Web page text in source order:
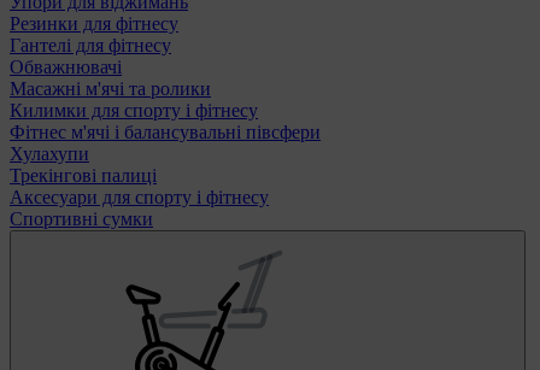
Резинки для фітнесу
Гантелі для фітнесу
Обважнювачі
Масажні м'ячі та ролики
Килимки для спорту і фітнесу
Фітнес м'ячі і балансувальні півсфери
Хулахупи
Трекінгові палиці
Аксесуари для спорту і фітнесу
Спортивні сумки